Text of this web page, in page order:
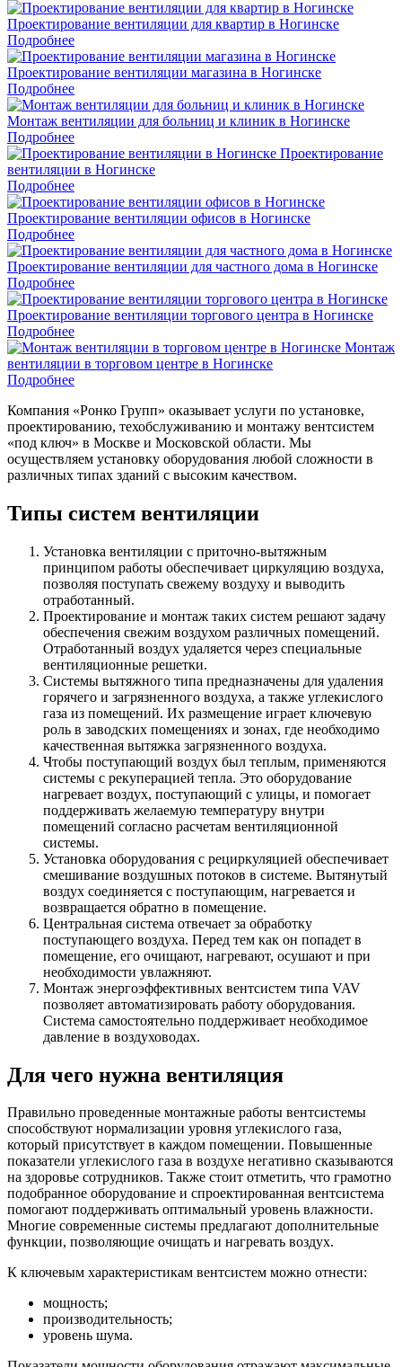
Проектирование вентиляции для квартир в Ногинске
Подробнее
Проектирование вентиляции магазина в Ногинске
Подробнее
Монтаж вентиляции для больниц и клиник в Ногинске
Подробнее
Проектирование
вентиляции в Ногинске
Подробнее
Проектирование вентиляции офисов в Ногинске
Подробнее
Проектирование вентиляции для частного дома в Ногинске
Подробнее
Проектирование вентиляции торгового центра в Ногинске
Подробнее
Монтаж
вентиляции в торговом центре в Ногинске
Подробнее
Компания «Ронко Групп» оказывает услуги по установке,
проектированию, техобслуживанию и монтажу вентсистем
«под ключ» в Москве и Московской области. Мы
осуществляем установку оборудования любой сложности в
различных типах зданий с высоким качеством.
Типы систем вентиляции
Установка вентиляции с приточно-вытяжным
принципом работы обеспечивает циркуляцию воздуха,
позволяя поступать свежему воздуху и выводить
отработанный.
Проектирование и монтаж таких систем решают задачу
обеспечения свежим воздухом различных помещений.
Отработанный воздух удаляется через специальные
вентиляционные решетки.
Системы вытяжного типа предназначены для удаления
горячего и загрязненного воздуха, а также углекислого
газа из помещений. Их размещение играет ключевую
роль в заводских помещениях и зонах, где необходимо
качественная вытяжка загрязненного воздуха.
Чтобы поступающий воздух был теплым, применяются
системы с рекуперацией тепла. Это оборудование
нагревает воздух, поступающий с улицы, и помогает
поддерживать желаемую температуру внутри
помещений согласно расчетам вентиляционной
системы.
Установка оборудования с рециркуляцией обеспечивает
смешивание воздушных потоков в системе. Вытянутый
воздух соединяется с поступающим, нагревается и
возвращается обратно в помещение.
Центральная система отвечает за обработку
поступающего воздуха. Перед тем как он попадет в
помещение, его очищают, нагревают, осушают и при
необходимости увлажняют.
Монтаж энергоэффективных вентсистем типа VAV
позволяет автоматизировать работу оборудования.
Система самостоятельно поддерживает необходимое
давление в воздуховодах.
Для чего нужна вентиляция
Правильно проведенные монтажные работы вентсистемы
способствуют нормализации уровня углекислого газа,
который присутствует в каждом помещении. Повышенные
показатели углекислого газа в воздухе негативно сказываются
на здоровье сотрудников. Также стоит отметить, что грамотно
подобранное оборудование и спроектированная вентсистема
помогают поддерживать оптимальный уровень влажности.
Многие современные системы предлагают дополнительные
функции, позволяющие очищать и нагревать воздух.
К ключевым характеристикам вентсистем можно отнести:
мощность;
производительность;
уровень шума.